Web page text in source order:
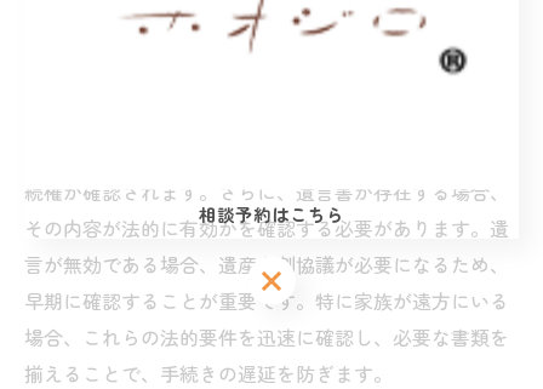
相続手続きにおいて、法的要件を事前に確認することは
非常に重要です。まず、相続人が法的に認められた権利
続権が確認されます。さらに、遺言書が存在する場合、
その内容が法的に有効かを確認する必要があります。遺
言が無効である場合、遺産分割協議が必要になるため、
早期に確認することが重要です。特に家族が遠方にいる
場合、これらの法的要件を迅速に確認し、必要な書類を
揃えることで、手続きの遅延を防ぎます。
相談予約はこちら
相談予約はこちら
相談予約はこちら